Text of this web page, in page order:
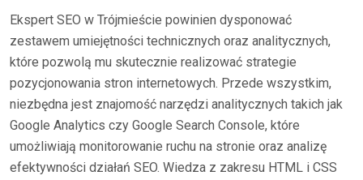
Ekspert SEO w Trójmieście powinien dysponować
zestawem umiejętności technicznych oraz analitycznych,
które pozwolą mu skutecznie realizować strategie
pozycjonowania stron internetowych. Przede wszystkim,
niezbędna jest znajomość narzędzi analitycznych takich jak
Google Analytics czy Google Search Console, które
umożliwiają monitorowanie ruchu na stronie oraz analizę
efektywności działań SEO. Wiedza z zakresu HTML i CSS